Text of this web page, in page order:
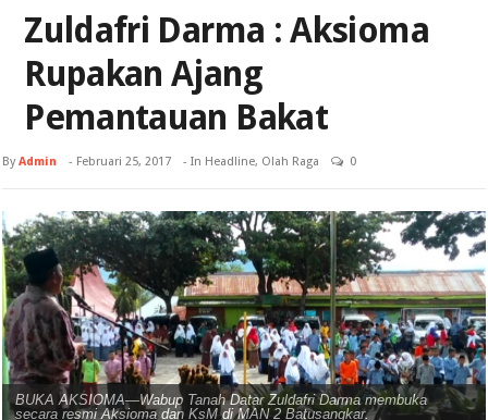
Zuldafri Darma : Aksioma
Rupakan Ajang
Pemantauan Bakat
ByAdmin - Februari 25, 2017 - In Headline, Olah Raga 0
BUKA AKSIOMA—Wabup Tanah Datar Zuldafri Darma membuka
secara resmi Aksioma dan KsM di MAN 2 Batusangkar.